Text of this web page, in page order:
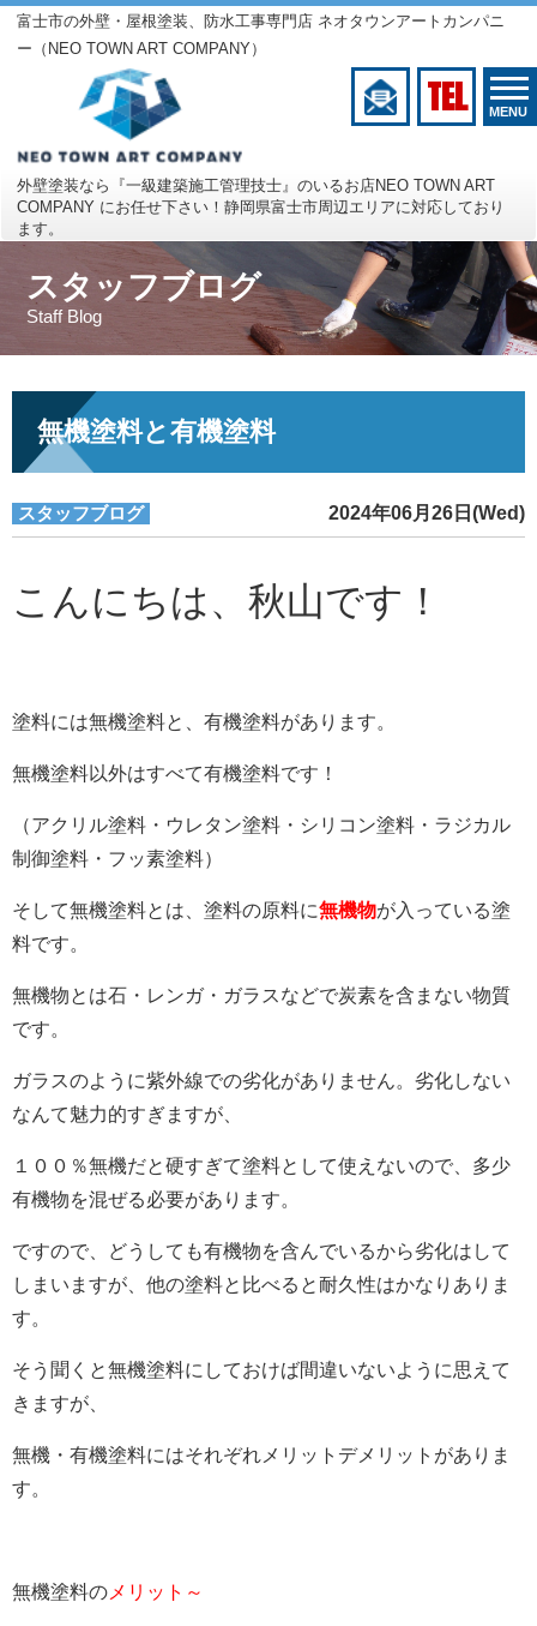
富士市の外壁・屋根塗装、防水工事専門店 ネオタウンアートカンパニ
ー（NEO TOWN ART COMPANY）
外壁塗装なら『一級建築施工管理技士』のいるお店NEO TOWN ART
COMPANY にお任せ下さい！静岡県富士市周辺エリアに対応しており
ます。
TEL MENU
スタッフブログ
Staff Blog
無機塗料と有機塗料
スタッフブログ 2024年06月26日(Wed)
こんにちは、秋山です！
塗料には無機塗料と、有機塗料があります。
無機塗料以外はすべて有機塗料です！
（アクリル塗料・ウレタン塗料・シリコン塗料・ラジカル
制御塗料・フッ素塗料）
そして無機塗料とは、塗料の原料に無機物が入っている塗
料です。
無機物とは石・レンガ・ガラスなどで炭素を含まない物質
です。
ガラスのように紫外線での劣化がありません。劣化しない
なんて魅力的すぎますが、
１００％無機だと硬すぎて塗料として使えないので、多少
有機物を混ぜる必要があります。
ですので、どうしても有機物を含んでいるから劣化はして
しまいますが、他の塗料と比べると耐久性はかなりありま
す。
そう聞くと無機塗料にしておけば間違いないように思えて
きますが、
無機・有機塗料にはそれぞれメリットデメリットがありま
す。
無機塗料のメリット～